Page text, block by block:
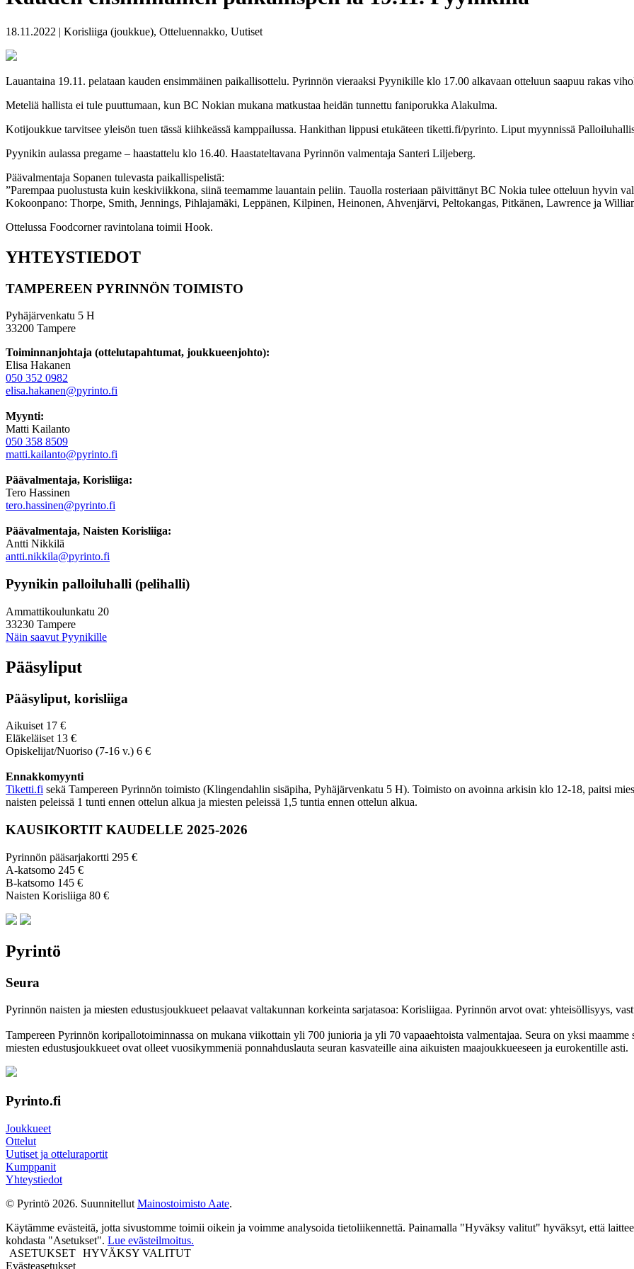
18.11.2022 | Korisliiga (joukkue), Otteluennakko, Uutiset
Lauantaina 19.11. pelataan kauden ensimmäinen paikallisottelu. Pyrinnön vieraaksi Pyynikille klo 17.00 alkavaan otteluun saapuu rakas
Meteliä hallista ei tule puuttumaan, kun BC Nokian mukana matkustaa heidän tunnettu faniporukka Alakulma.
Kotijoukkue tarvitsee yleisön tuen tässä kiihkeässä kamppailussa. Hankithan lippusi etukäteen tiketti.fi/pyrinto. Liput myynnissä
Pyynikin aulassa pregame – haastattelu klo 16.40. Haastateltavana Pyrinnön valmentaja Santeri Liljeberg.
Päävalmentaja Sopanen tulevasta paikallispelistä:
”Parempaa puolustusta kuin keskiviikkona, siinä teemamme lauantain peliin. Tauolla rosteriaan päivittänyt BC Nokia tulee otteluun hyvin
Kokoonpano: Thorpe, Smith, Jennings, Pihlajamäki, Leppänen, Kilpinen, Heinonen, Ahvenjärvi, Peltokangas, Pitkänen, Lawrence ja
Ottelussa Foodcorner ravintolana toimii Hook.
YHTEYSTIEDOT
TAMPEREEN PYRINNÖN TOIMISTO
Pyhäjärvenkatu 5 H
33200 Tampere
Toiminnanjohtaja (ottelutapahtumat, joukkueenjohto):
Elisa Hakanen
050 352 0982
elisa.hakanen@pyrinto.fi
Myynti:
Matti Kailanto
050 358 8509
matti.kailanto@pyrinto.fi
Päävalmentaja, Korisliiga:
Tero Hassinen
tero.hassinen@pyrinto.fi
Päävalmentaja, Naisten Korisliiga:
Antti Nikkilä
antti.nikkila@pyrinto.fi
Pyynikin palloiluhalli (pelihalli)
Ammattikoulunkatu 20
33230 Tampere
Näin saavut Pyynikille
Pääsyliput
Pääsyliput, korisliiga
Aikuiset 17 €
Eläkeläiset 13 €
Opiskelijat/Nuoriso (7-16 v.) 6 €
Ennakkomyynti
Tiketti.fi sekä Tampereen Pyrinnön toimisto (Klingendahlin sisäpiha, Pyhäjärvenkatu 5 H). Toimisto on avoinna arkisin klo 12-18, paitsi
naisten peleissä 1 tunti ennen ottelun alkua ja miesten peleissä 1,5 tuntia ennen ottelun alkua.
KAUSIKORTIT KAUDELLE 2025-2026
Pyrinnön pääsarjakortti 295 €
A-katsomo 245 €
B-katsomo 145 €
Naisten Korisliiga 80 €
Pyrintö
Seura
Pyrinnön naisten ja miesten edustusjoukkueet pelaavat valtakunnan korkeinta sarjatasoa: Korisliigaa. Pyrinnön arvot ovat: yhteisöl­lisyys,
Tampereen Pyrinnön kori­pallo­toimin­nassa on mukana viikottain yli 700 junioria ja yli 70 vapaa­ehtoista valmen­tajaa. Seura on yksi
miesten edustus­joukkueet ovat olleet vuosi­kymmeniä ponnahdus­lauta seuran kasvateille aina aikuisten maa­joukkueeseen ja euro­kentille asti.
Pyrinto.fi
Joukkueet
Ottelut
Uutiset ja otteluraportit
Kumppanit
Yhteystiedot
© Pyrintö 2026. Suunnitellut Mainostoimisto Aate.
Käytämme evästeitä, jotta sivustomme toimii oikein ja voimme analysoida tietoliikennettä. Painamalla "Hyväksy valitut" hyväksyt, että
kohdasta "Asetukset". Lue evästeilmoitus.
ASETUKSET HYVÄKSY VALITUT
Evästeasetukset